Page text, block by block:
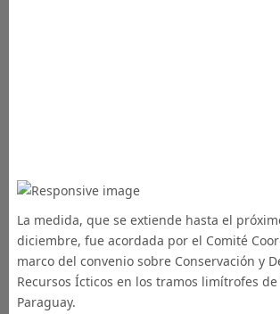
La medida, que se extiende hasta el
diciembre, fue acordada por el Comité
marco del convenio sobre Conservación y
Recursos Ícticos en los tramos limítrofes
Paraguay.